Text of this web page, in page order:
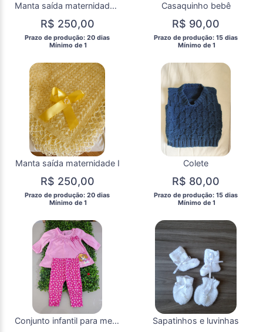
Manta saída maternidade V
R$ 250,00
Prazo de produção: 20 dias
  Mínimo de 1
Casaquinho bebê
R$ 90,00
Prazo de produção: 15 dias
  Mínimo de 1
Manta saída maternidade I
R$ 250,00
Prazo de produção: 20 dias
  Mínimo de 1
Colete
R$ 80,00
Prazo de produção: 15 dias
  Mínimo de 1
Conjunto infantil para menina Skype importada Sapatinhos e luvinhas